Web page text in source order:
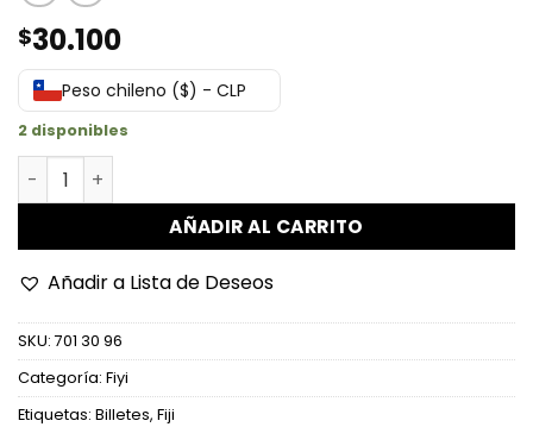
$30.100
Peso chileno ($) - CLP
2 disponibles
Fiyi - P112a - 20 Dollars cantidad
AÑADIR AL CARRITO
Añadir a Lista de Deseos
SKU: 701 30 96
Categoría: Fiyi
Etiquetas: Billetes, Fiji